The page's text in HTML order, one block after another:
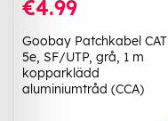
€4.99
Goobay Patchkabel CAT
5e, SF/UTP, grå, 1 m
kopparklädd
aluminiumtråd (CCA)